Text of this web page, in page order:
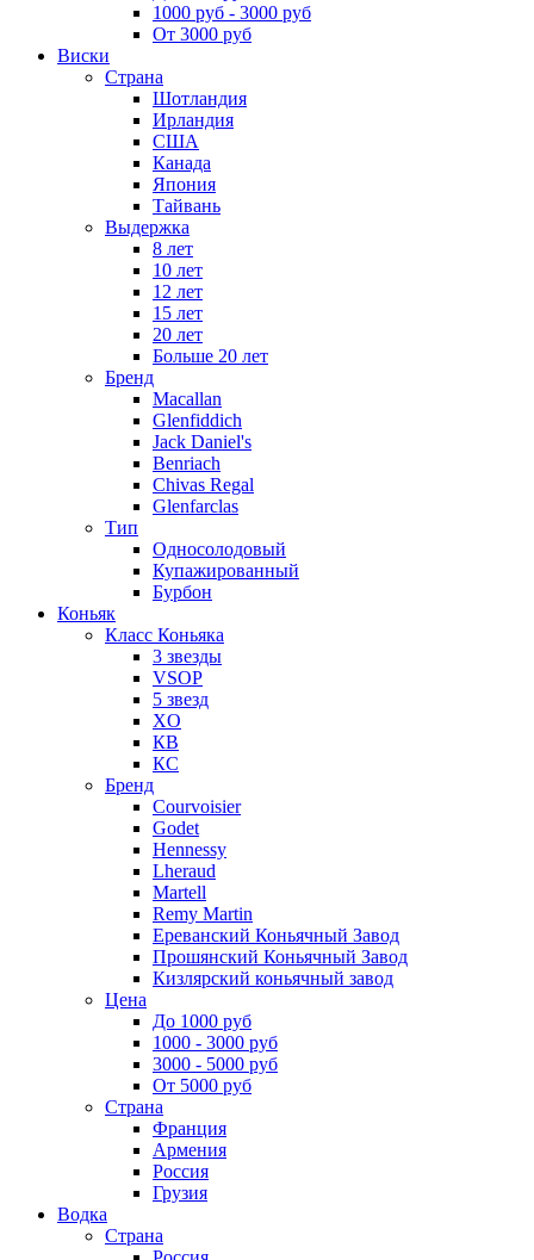
1000 руб - 3000 руб
От 3000 руб
Виски
Страна
Шотландия
Ирландия
США
Канада
Япония
Тайвань
Выдержка
8 лет
10 лет
12 лет
15 лет
20 лет
Больше 20 лет
Бренд
Macallan
Glenfiddich
Jack Daniel's
Benriach
Chivas Regal
Glenfarclas
Тип
Односолодовый
Купажированный
Бурбон
Коньяк
Класс Коньяка
3 звезды
VSOP
5 звезд
XO
КВ
КС
Бренд
Courvoisier
Godet
Hennessy
Lheraud
Martell
Remy Martin
Ереванский Коньячный Завод
Прошянский Коньячный Завод
Кизлярский коньячный завод
Цена
До 1000 руб
1000 - 3000 руб
3000 - 5000 руб
От 5000 руб
Страна
Франция
Армения
Россия
Грузия
Водка
Страна